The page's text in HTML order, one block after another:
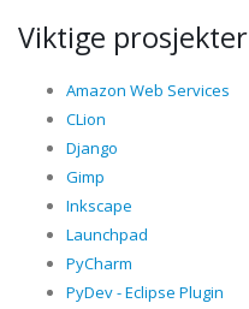
Viktige prosjekter
Amazon Web Services
CLion
Django
Gimp
Inkscape
Launchpad
PyCharm
PyDev - Eclipse Plugin